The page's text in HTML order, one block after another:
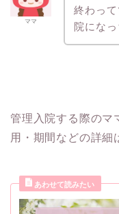
ママ
終わっ
院になっ
管理入院する際のマ
用・期間などの詳細